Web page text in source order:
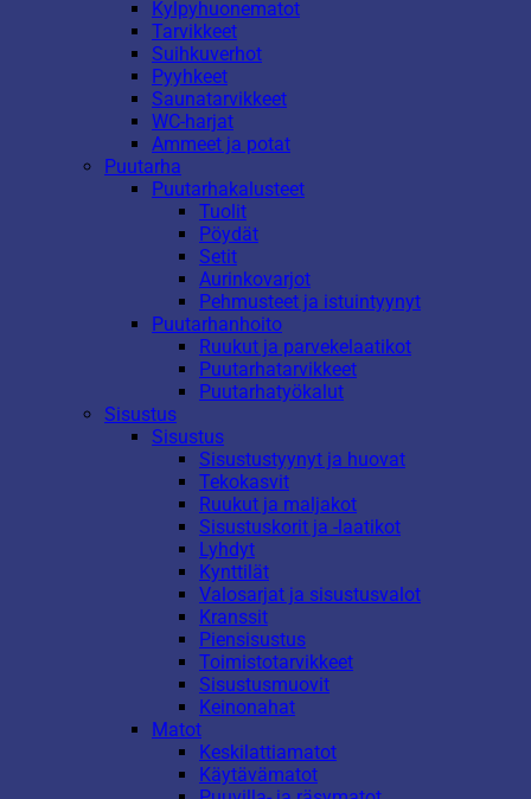
Kylpyhuonematot
Tarvikkeet
Suihkuverhot
Pyyhkeet
Saunatarvikkeet
WC-harjat
Ammeet ja potat
Puutarha
Puutarhakalusteet
Tuolit
Pöydät
Setit
Aurinkovarjot
Pehmusteet ja istuintyynyt
Puutarhanhoito
Ruukut ja parvekelaatikot
Puutarhatarvikkeet
Puutarhatyökalut
Sisustus
Sisustus
Sisustustyynyt ja huovat
Tekokasvit
Ruukut ja maljakot
Sisustuskorit ja -laatikot
Lyhdyt
Kynttilät
Valosarjat ja sisustusvalot
Kranssit
Piensisustus
Toimistotarvikkeet
Sisustusmuovit
Keinonahat
Matot
Keskilattiamatot
Käytävämatot